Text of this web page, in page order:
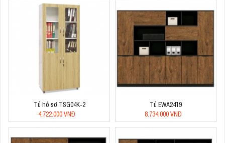
Tủ hồ sơ TSG04K-2
4.722.000 VNĐ
Tủ EWA2419
8.734.000 VNĐ